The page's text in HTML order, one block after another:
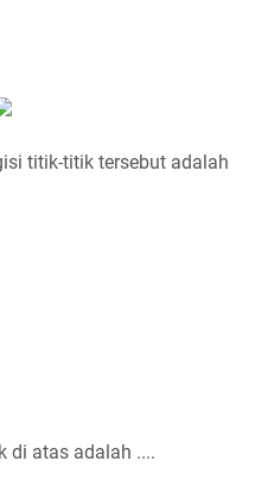
titik-titik tersebut adalah
di atas adalah ....